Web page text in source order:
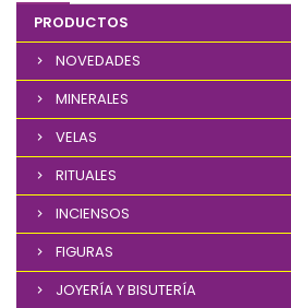
PRODUCTOS
NOVEDADES
MINERALES
VELAS
RITUALES
INCIENSOS
FIGURAS
JOYERÍA Y BISUTERÍA